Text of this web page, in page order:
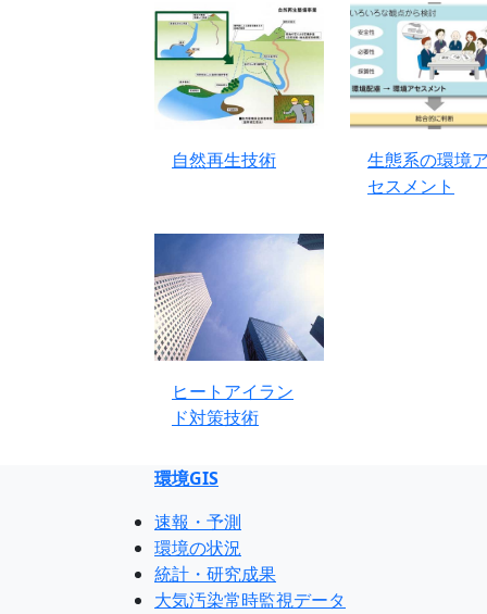
自然再生技術
生態系の環境
セスメント
ヒートアイラン
ド対策技術
環境GIS
速報・予測
環境の状況
統計・研究成果
大気汚染常時監視データ